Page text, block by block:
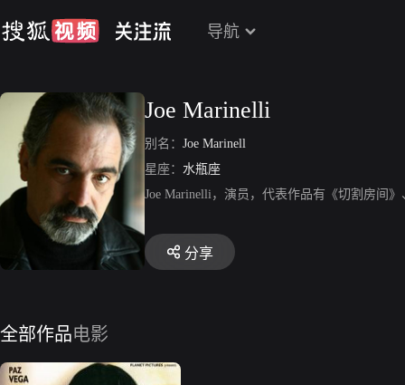
导航
Joe Marinelli
别名： Joe Marinell
星座： 水瓶座
Joe Marinelli，演员，代表作品有《切割房间
分享
全部作品电影